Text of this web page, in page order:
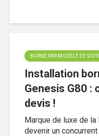
BORNE PAR MODÈLE DE
Installation
Genesis G80 :
devis !
Marque de luxe de la
devenir un